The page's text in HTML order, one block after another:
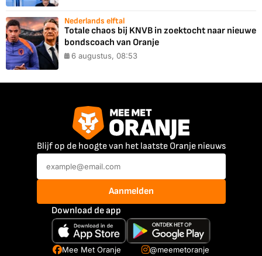
Nederlands elftal
Totale chaos bij KNVB in zoektocht naar nieuwe
bondscoach van Oranje
6 augustus, 08:53
Blijf op de hoogte van het laatste Oranje nieuws
Aanmelden
Download de app
Mee Met Oranje
@meemetoranje